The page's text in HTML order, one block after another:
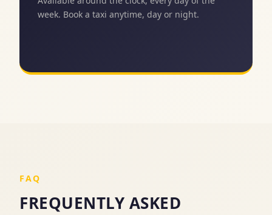
week. Book a taxi anytime, day or night.
FAQ
FREQUENTLY ASKED